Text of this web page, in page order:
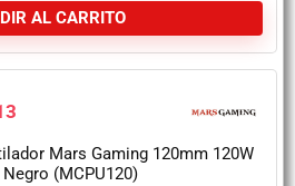
AL CARRITO
Mars Gaming 120mm 120W
Negro (MCPU120)